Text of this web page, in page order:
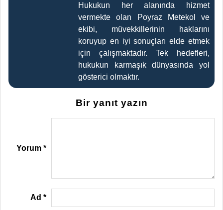
Hukukun her alanında hizmet
vermekte olan Poyraz Metekol ve
ekibi, müvekkillerinin haklarını
koruyup en iyi sonuçları elde etmek
için çalışmaktadır. Tek hedefleri,
hukukun karmaşık dünyasında yol
gösterici olmaktır.
Bir yanıt yazın
Yorum*
Ad*